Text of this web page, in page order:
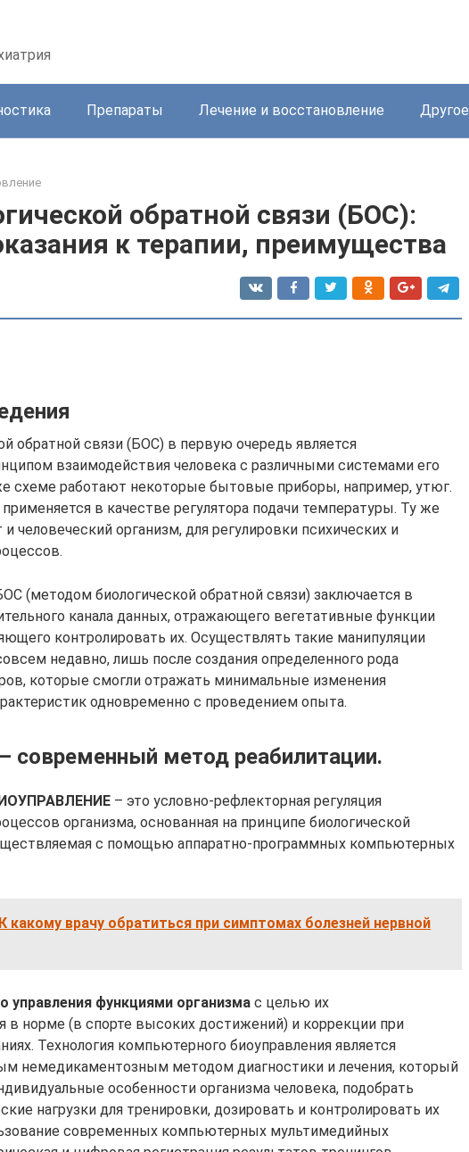
Препараты Лечение и восстановление Другое
обратной связи (БОС):
к терапии, преимущества
обратной связи (БОС) в первую очередь является
взаимодействия человека с различными системами его
схеме работают некоторые бытовые приборы, например, утюг.
в качестве регулятора подачи температуры. Ту же
человеческий организм, для регулировки психических и
(методом биологической обратной связи) заключается в
канала данных, отражающего вегетативные функции
контролировать их. Осуществлять такие манипуляции
недавно, лишь после создания определенного рода
которые смогли отражать минимальные изменения
одновременно с проведением опыта.
современный метод реабилитации.
– это условно-рефлекторная регуляция
организма, основанная на принципе биологической
с помощью аппаратно-программных компьютерных
К какому врачу обратиться при симптомах болезней нервной
управления функциями организма с целью их
в норме (в спорте высоких достижений) и коррекции при
Технология компьютерного биоуправления является
немедикаментозным методом диагностики и лечения, который
особенности организма человека, подобрать
нагрузки для тренировки, дозировать и контролировать их
современных компьютерных мультимедийных